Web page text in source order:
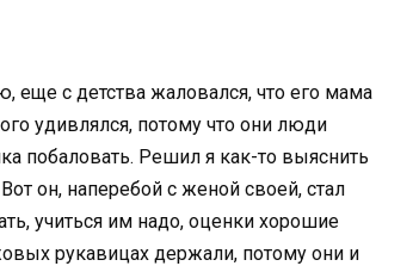
с детства жаловался, что его мама
удивлялся, потому что они люди
побаловать. Решил я как-то выяснить
он, наперебой с женой своей, стал
учиться им надо, оценки хорошие
рукавицах держали, потому они и